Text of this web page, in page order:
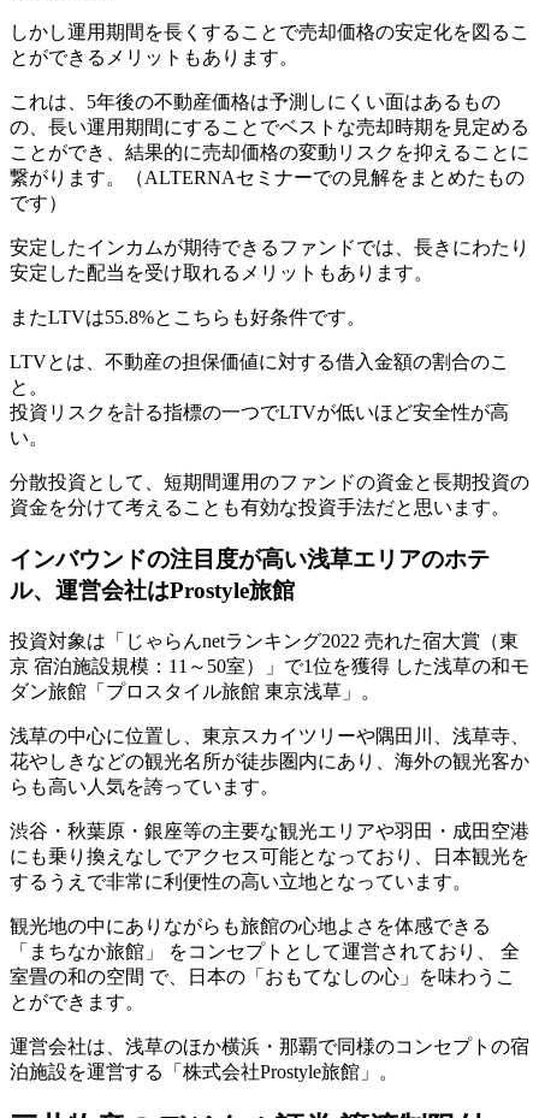
しかし運用期間を長くすることで売却価格の安定化を図るこ
とができるメリット もあります。
これは、5年後の不動産価格は予測しにくい面はあるもの
の、長い運用期間にすることでベストな売却時期を見定める
ことができ、結果的に売却価格の変動リスクを抑えることに
繋がります。（ALTERNAセミナーでの見解をまとめたもの
です）
安定したインカムが期待できるファンドでは、長きにわたり
安定した配当を受け取れるメリットもあります。
またLTVは55.8%とこちらも好条件です。
LTVとは、不動産の担保価値に対する借入金額の割合のこ
と。
投資リスクを計る指標の一つでLTVが低いほど安全性が高
い。
分散投資として、短期間運用のファンドの資金と長期投資の
資金を分けて考えることも有効な投資手法だと思います。
インバウンドの注目度が高い浅草エリアのホテ
ル、運営会社はProstyle旅館
投資対象は「じゃらんnetランキング2022 売れた宿大賞（東
京 宿泊施設規模：11～50室）」で1位を獲得 した浅草の和モ
ダン旅館「プロスタイル旅館 東京浅草」。
浅草の中心に位置し、東京スカイツリーや隅田川、浅草寺、
花やしきなどの観光名所が徒歩圏内にあり、 海外の観光客か
らも高い人気を誇っています。
渋谷・秋葉原・銀座等の主要な観光エリアや羽田・成田空港
にも乗り換えなしでアクセス可能となっており、日本観光を
するうえで非常に利便性の高い立地となっています。
観光地の中にありながらも旅館の心地よさを体感できる
「まちなか旅館」 をコンセプトとして運営されており、 全
室畳の和の空間 で、日本の「おもてなしの心」を味わうこ
とができます。
運営会社は、浅草のほか横浜・那覇で同様のコンセプトの宿
泊施設を運営する「株式会社Prostyle旅館」。